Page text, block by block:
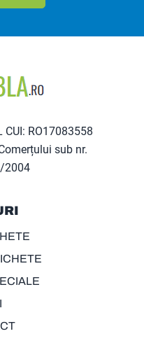
CUI: RO17083558
sub nr.
2004